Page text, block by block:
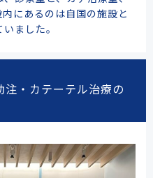
にあるのは自国の施設と
ました。
注・カテーテル治療の